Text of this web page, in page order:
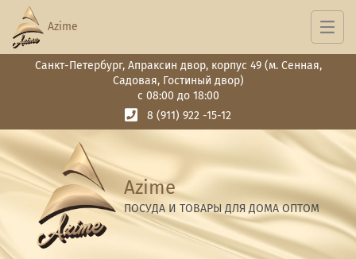
Санкт-Петербург, Апраксин двор, корпус 49 (м. Сенная,
Садовая, Гостиный двор)
с 08:00 до 18:00
8 (911) 922 -15-12
Azime
ПОСУДА И ТОВАРЫ ДЛЯ ДОМА ОПТОМ
Azime